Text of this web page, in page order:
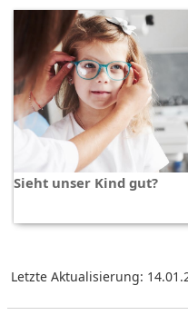
Sieht unser Kind gut?
Letzte Aktualisierung: